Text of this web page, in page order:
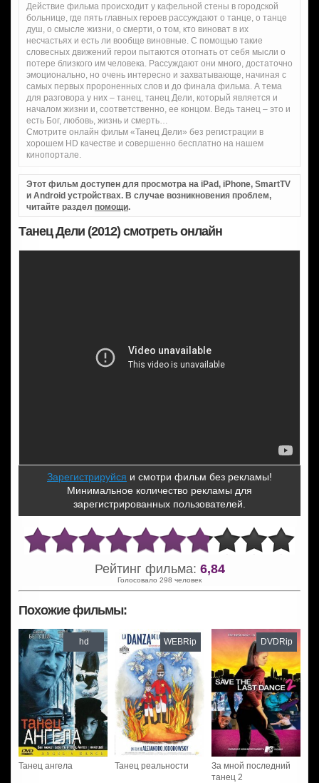
Действие фильма происходит у кафельной стены в городской
больнице, где пять главных героев рассуждают о танце, о танце
душ, о смысле жизни, о смерти, о том, кто виноват в их
несчастьях и есть ли вообще виновные. С помощью такие
словесных движений герои пытаются отогнать от себя мысли о
потере близкого им человека. Рассуждают они много, достаточно
эмоционально, но очень интересно и захватывающе, начиная с
самых первых пророненных слов и до финала фильма. А тема
для разговора у них – танец, танец Дели, который является и
началом жизни и, соответственно, ее концом. Ведь танец – это и
есть Бог, любовь, жизнь и смерть…
Смотрите онлайн фильм «Танец Дели» без регистрации в
хорошем HD качестве и совершенно бесплатно на нашем
кинопортале.
Этот фильм доступен для просмотра на iPad, iPhone, SmartTV
и Android устройствах. В случае возникновения проблем,
читайте раздел помощи.
Танец Дели (2012) смотреть онлайн
Зарегистрируйся и смотри фильм без рекламы!
Минимальное количество рекламы для
зарегистрированных пользователей.
Рейтинг фильма: 6,84
Голосовало 298 человек
Похожие фильмы:
Танец ангела
hd
Танец реальности
WEBRip
За мной последний
танец 2
DVDRip